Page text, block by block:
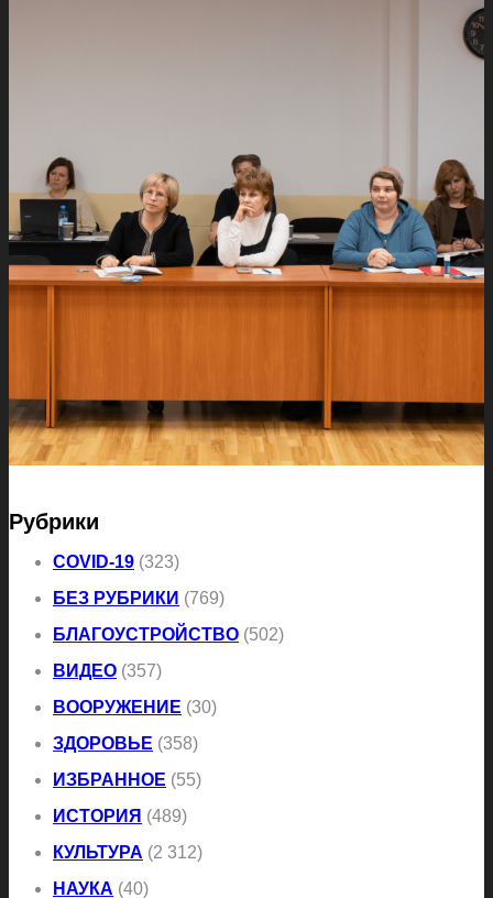
Рубрики
COVID-19 (323)
БЕЗ РУБРИКИ (769)
БЛАГОУСТРОЙСТВО (502)
ВИДЕО (357)
ВООРУЖЕНИЕ (30)
ЗДОРОВЬЕ (358)
ИЗБРАННОЕ (55)
ИСТОРИЯ (489)
КУЛЬТУРА (2 312)
НАУКА (40)